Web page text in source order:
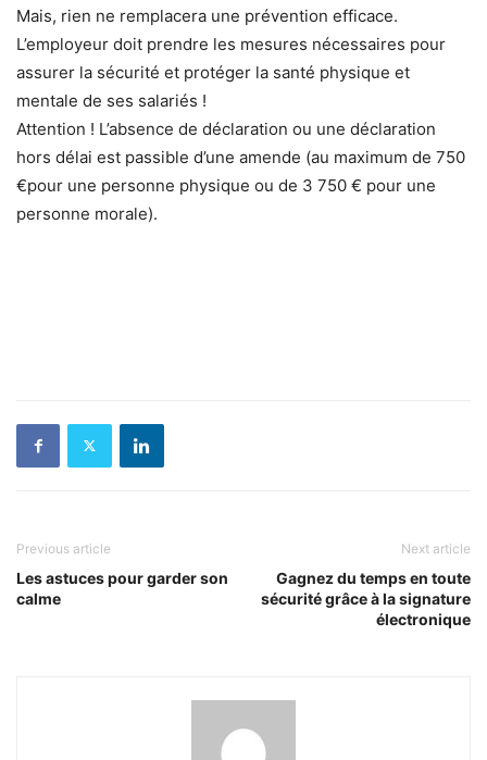
Mais, rien ne remplacera une prévention efficace.
L’employeur doit prendre les mesures nécessaires pour
assurer la sécurité et protéger la santé physique et
mentale de ses salariés !
Attention ! L’absence de déclaration ou une déclaration
hors délai est passible d’une amende (au maximum de 750
€pour une personne physique ou de 3 750 € pour une
personne morale).
Previous article
Les astuces pour garder son
calme
Next article
Gagnez du temps en toute
sécurité grâce à la signature
électronique